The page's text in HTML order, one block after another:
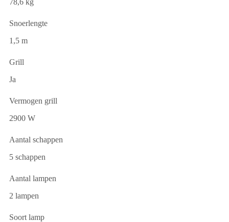
Snoerlengte
1,5 m
Grill
Ja
Vermogen grill
2900 W
Aantal schappen
5 schappen
Aantal lampen
2 lampen
Soort lamp